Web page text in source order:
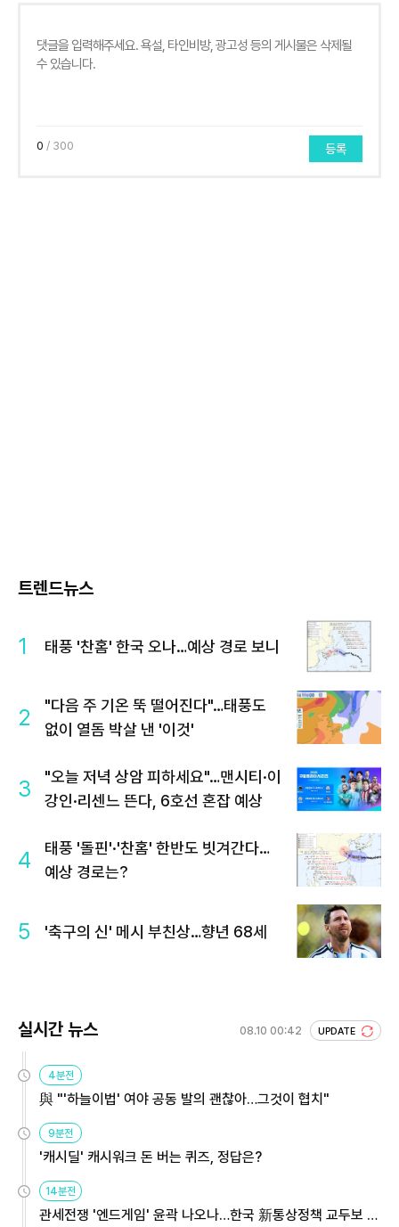
0 / 300 등록
트렌드뉴스
1 태풍 '찬홈' 한국 오나…예상 경로 보니
2
"다음 주 기온 뚝 떨어진다"…태풍도
없이 열돔 박살 낸 '이것'
3
"오늘 저녁 상암 피하세요"…맨시티·이
강인·리센느 뜬다, 6호선 혼잡 예상
4
태풍 '돌핀'·'찬홈' 한반도 빗겨간다…
예상 경로는?
5 '축구의 신' 메시 부친상…향년 68세
실시간 뉴스 08.10 00:42 UPDATE
4분전
與 "'하늘이법' 여야 공동 발의 괜찮아…그것이 협치"
9분전
'캐시딜' 캐시워크 돈 버는 퀴즈, 정답은?
14분전
관세전쟁 '엔드게임' 윤곽 나오나…한국 新통상정책 교두보 활